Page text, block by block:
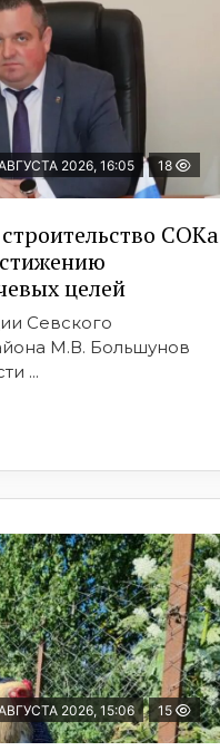
2026, 16:05 18
СОКа
целей
Севского
М.В. Большунов
...
2026, 15:06 15